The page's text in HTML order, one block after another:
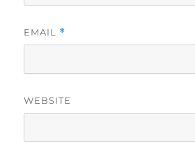
EMAIL *
WEBSITE